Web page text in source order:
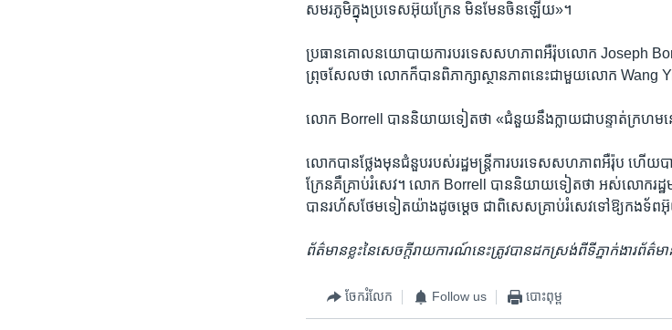
សមរភូមិក្នុង​ប្រទេស​អ៊ុយក្រែន​ មិន​មែន​ចិន​ឡើយ»។
ប្រធាន​គោលនយោបាយ​ការបរទេស​សហភាព​អឺរ៉ុប​លោក Joseph
ព្រុចសែល​ថា ​លោក​ក៏​បាន​ពិភាក្សា​ស្ថានភាព​នេះ​ជាមួយ​លោក Wang
លោក Borrell បាន​និយាយ​ទៀត​ថា ​«ជំនួយ​នឹង​ក្លាយ​ជា​បន្ទាត់​ក្រហម​
លោក​បាន​ថ្លែង​មុន​ជំនួប​របស់​រដ្ឋមន្ត្រី​ការបរទេស​សហភាព​អឺរ៉ុប​ ហើយ​
ក្រែន​គឺ​គ្រាប់​រំសេវ។ លោក Borrell បាន​និយាយ​ទៀត​ថា ​អស់​លោក​រដ្ឋមន្
បាន​រហ័ស​ថែម​ទៀត​យ៉ាង​ដូចម្តេច ​ជាពិសេស​គ្រាប់​រំសេវ​ទៅឱ្យ​កងទ័ព​
ព័ត៌មាន​ខ្លះ​នៃ​សេចក្តីរាយការណ៍​នេះ​ត្រូវបាន​ដកស្រង់​ពី​ទីភ្នាក់ងារ​ព័ត៌
ចែករំលែក Follow us បោះពុម្ព